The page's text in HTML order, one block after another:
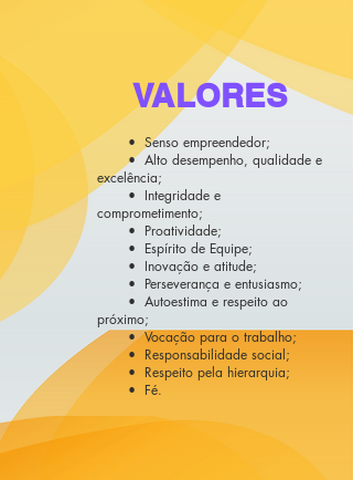
VALORES
• Senso empreendedor;
• Alto desempenho, qualidade e
excelência;
• Integridade e
comprometimento;
• Proatividade;
• Espírito de Equipe;
• Inovação e atitude;
• Perseverança e entusiasmo;
• Autoestima e respeito ao
próximo;
• Vocação para o trabalho;
• Responsabilidade social;
• Respeito pela hierarquia;
• Fé.